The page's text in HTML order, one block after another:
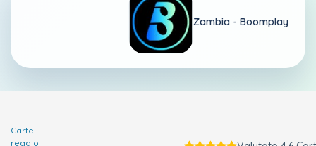
Zambia - Boomplay
Carte
regalo